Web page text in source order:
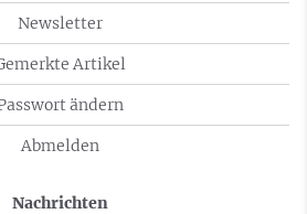
Newsletter
Artikel
ändern
Abmelden
Nachrichten